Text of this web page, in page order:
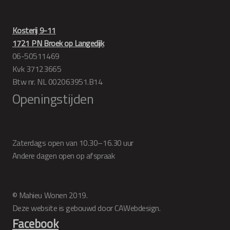
Kosterij 9-11
1721 PN Broek op Langedijk
06-50511469
Kvk 37123665
Btw nr. NL 002063951.B14
Openingstijden
Zaterdags open van 10.30–16.30 uur
Andere dagen open op afspraak
© Mahieu Wonen 2019.
Deze website is gebouwd door CAWebdesign.
Facebook